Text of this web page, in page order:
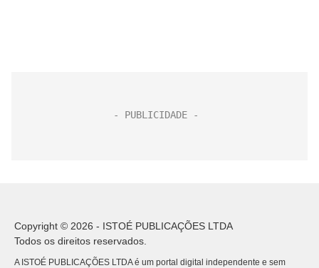
Copyright © 2026 - ISTOÉ PUBLICAÇÕES LTDA
Todos os direitos reservados.
A ISTOÉ PUBLICAÇÕES LTDA é um portal digital independente e sem